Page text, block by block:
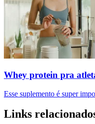
Whey protein pra
Esse suplemento é super
Links